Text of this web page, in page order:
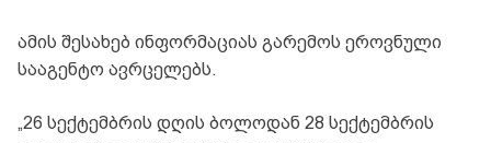
ამის შესახებ ინფორმაციას გარემოს ეროვნული
სააგენტო ავრცელებს.
„26 სექტემბრის დღის ბოლოდან 28 სექტემბრის